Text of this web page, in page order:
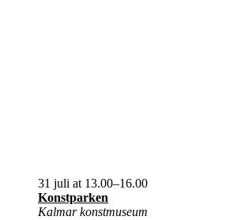
Konstparken
31 juli at 13.00–16.00
Kalmar konstmuseum